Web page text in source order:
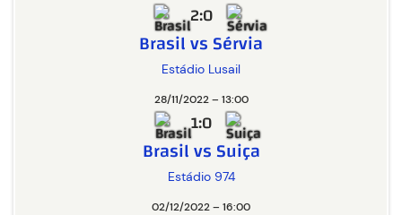
Estádio Lusail
2:0
Brasil vs Sérvia
28/11/2022 – 13:00
Estádio 974
1:0
Brasil vs Suiça
02/12/2022 – 16:00